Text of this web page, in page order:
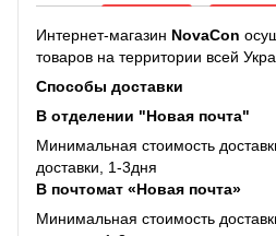
Интернет-магазин NovaCon
товаров на территории всей
Способы доставки
В отделении "Новая почта"
Минимальная стоимость
доставки, 1-3дня
В почтомат «Новая почта»
Минимальная стоимость